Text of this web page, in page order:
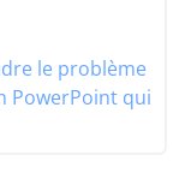
le problème
PowerPoint qui